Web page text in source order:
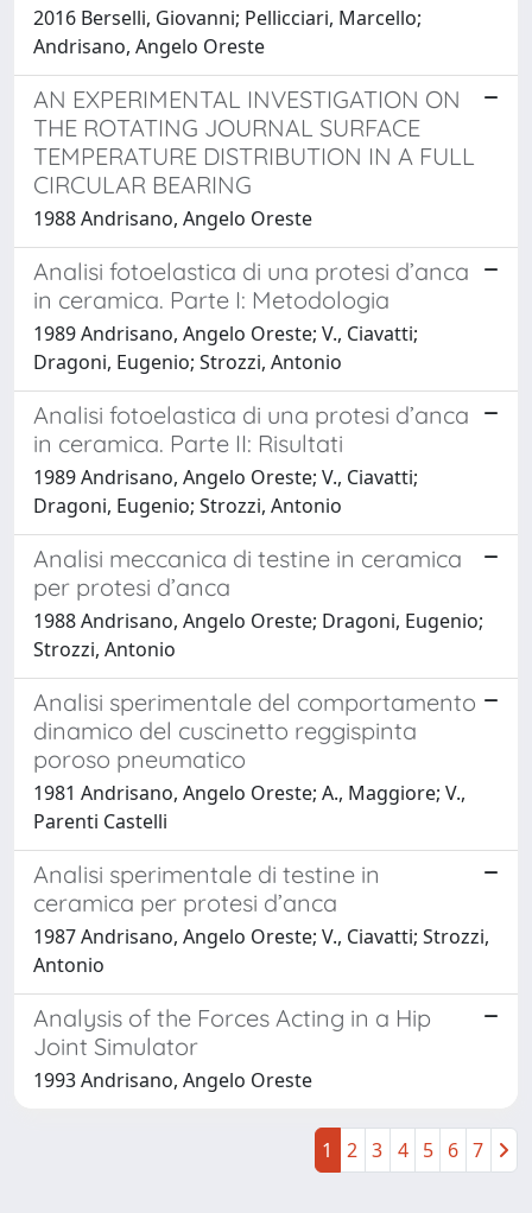
2016 Berselli, Giovanni; Pellicciari, Marcello;
Andrisano, Angelo Oreste
AN EXPERIMENTAL INVESTIGATION ON
THE ROTATING JOURNAL SURFACE
TEMPERATURE DISTRIBUTION IN A FULL
CIRCULAR BEARING
1988 Andrisano, Angelo Oreste
Analisi fotoelastica di una protesi d’anca
in ceramica. Parte I: Metodologia
1989 Andrisano, Angelo Oreste; V., Ciavatti;
Dragoni, Eugenio; Strozzi, Antonio
Analisi fotoelastica di una protesi d’anca
in ceramica. Parte II: Risultati
1989 Andrisano, Angelo Oreste; V., Ciavatti;
Dragoni, Eugenio; Strozzi, Antonio
Analisi meccanica di testine in ceramica
per protesi d’anca
1988 Andrisano, Angelo Oreste; Dragoni, Eugenio;
Strozzi, Antonio
Analisi sperimentale del comportamento
dinamico del cuscinetto reggispinta
poroso pneumatico
1981 Andrisano, Angelo Oreste; A., Maggiore; V.,
Parenti Castelli
Analisi sperimentale di testine in
ceramica per protesi d’anca
1987 Andrisano, Angelo Oreste; V., Ciavatti; Strozzi,
Antonio
Analysis of the Forces Acting in a Hip
Joint Simulator
1993 Andrisano, Angelo Oreste
1 2 3 4 5 6 7